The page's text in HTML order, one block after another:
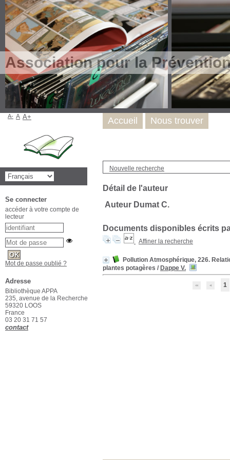
Association pour la
Nouvelle recherche
Détail de l'auteur
Auteur Dumat C.
Documents disponibles écrits
Affiner la recherche
Pollution Atmosphérique, 226.
plantes potagères / Dappe V.
1
Accueil Nous trouver
A- A A+
Se connecter
accéder à votre compte de
lecteur
Mot de passe oublié ?
Adresse
Bibliothèque APPA
235, avenue de la Recherche
59320 LOOS
France
03 20 31 71 57
contact